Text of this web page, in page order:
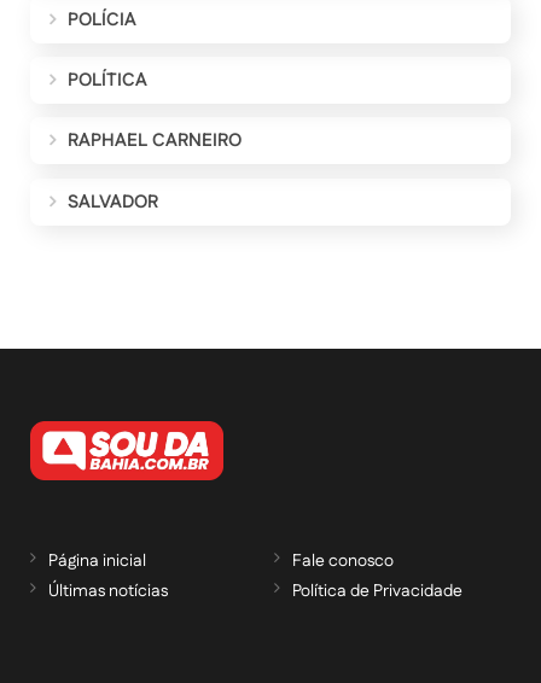
POLÍCIA
POLÍTICA
RAPHAEL CARNEIRO
SALVADOR
Página inicial
Últimas notícias
Fale conosco
Política de Privacidade